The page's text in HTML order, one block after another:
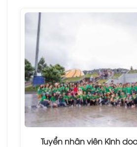
Tuyển nhân viên Kinh